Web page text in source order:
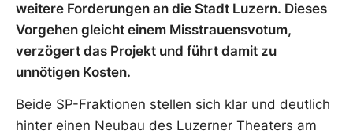
weitere Forderungen an die Stadt Luzern. Dieses
Vorgehen gleicht einem Misstrauensvotum,
verzögert das Projekt und führt damit zu
unnötigen Kosten.
Beide SP-Fraktionen stellen sich klar und deutlich
hinter einen Neubau des Luzerner Theaters am